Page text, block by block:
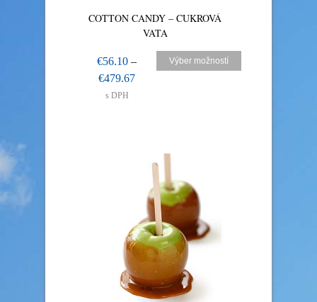
COTTON CANDY – CUKROVÁ
VATA
€56.10 –
€479.67
s DPH
Výber možností